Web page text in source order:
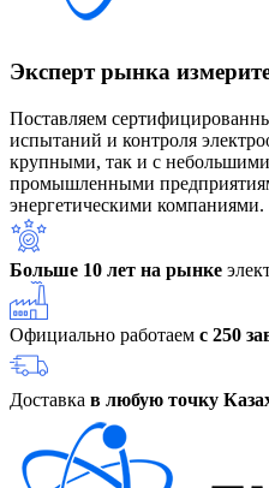
Эксперт рынка
Поставляем
испытаний и контроля
крупными, так и с
промышленными
энергетическими компаниями.
Больше 10 лет на рынке
Официально работаем с 250
Доставка в любую точку